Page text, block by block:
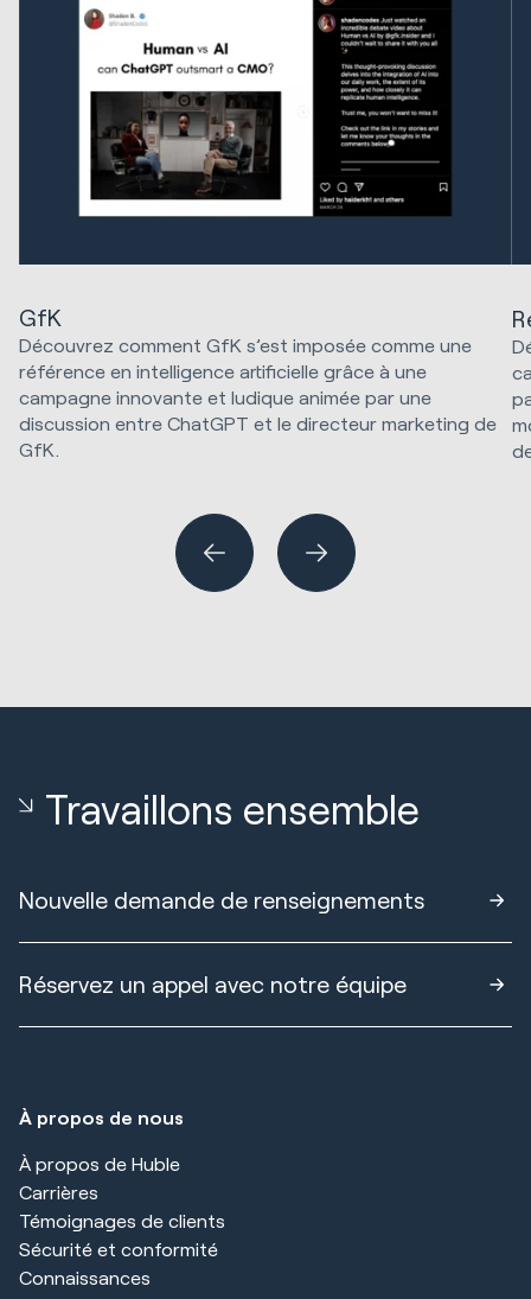
GfK
Découvrez comment GfK s’est imposée comme une
référence en intelligence artificielle grâce à une
campagne innovante et ludique animée par une
discussion entre ChatGPT et le directeur marketing de
GfK.
Travaillons ensemble
Nouvelle demande de renseignements
Réservez un appel avec notre équipe
À propos de nous
À propos de Huble
Carrières
Témoignages de clients
Sécurité et conformité
Connaissances